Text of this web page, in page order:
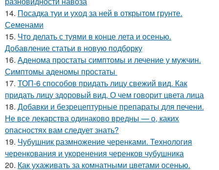
14. Посадка туи и уход за ней в открытом грунте.
Семенами
15. Что делать с туями в конце лета и осенью.
Добавление статьи в новую подборку
16. Аденома простаты симптомы и лечение у мужчин.
Симптомы аденомы простаты
17. ТОП-6 способов придать лицу свежий вид. Как
придать лицу здоровый вид. О чем говорит цвета лица
18. Добавки и безрецептурные препараты для печени.
Не все лекарства одинаково вредны — о, каких
опасностях вам следует знать?
19. Чубушник размножение черенками. Технология
черенкования и укоренения черенков чубушника
20. Как ухаживать за комнатными цветами осенью.